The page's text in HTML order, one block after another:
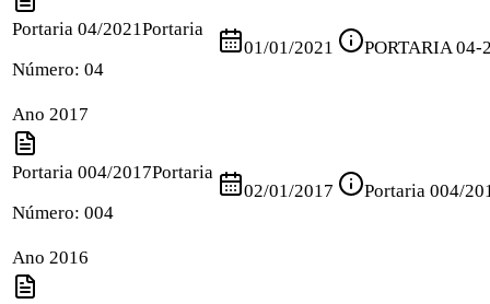
Portaria 04/2021Portaria
Número: 04
01/01/2021 PORTARIA
Ano 2017
Portaria 004/2017Portaria
Número: 004
02/01/2017 Portaria 004/
Ano 2016